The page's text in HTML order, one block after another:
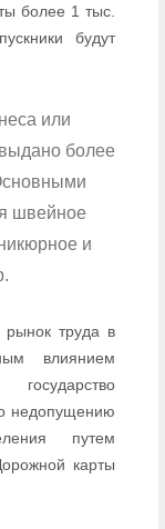
более 1 тыс.
будут
или
более
швейное
и
труда в
влиянием
недопущению
путем
карты